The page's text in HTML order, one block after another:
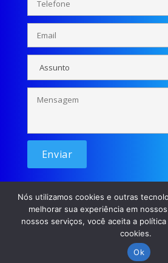
© Se liga Moçada - 2026 /
Nós utilizamos cookies e outras
melhorar sua experiência em
nossos serviços, você aceita a
cookies.
Ok